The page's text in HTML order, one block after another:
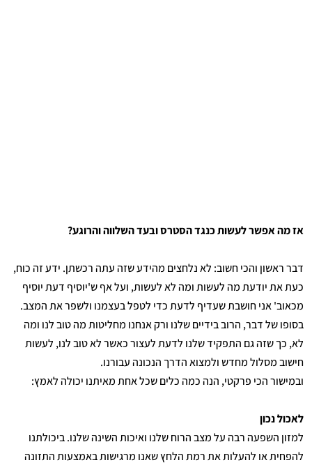
אז מה אפשר לעשות כנגד הסטרס ובעד השלווה והרוגע?
דבר ראשון והכי חשוב: לא נלחצים מהידע שזה עתה רכשתן. ידע זה כוח,
כעת את יודעת מה לעשות ומה לא לעשות, ועל אף ש'יוסיף דעת יוסיף
מכאוב' אני חושבת שעדיף לדעת כדי לטפל בעצמנו ולשפר את המצב.
בסופו של דבר, הרוב בידיים שלנו ורק אנחנו מחליטות מה טוב לנו ומה
לא, כך שזה גם התפקיד שלנו לדעת לעצור כאשר לא טוב לנו, לעשות
חישוב מסלול מחדש ולמצוא הדרך הנכונה עבורנו.
ובמישור הכי פרקטי, הנה כמה כלים שכל אחת מאיתנו יכולה לאמץ:
לאכול נכון
למזון השפעה רבה על מצב הרוח שלנו ואיכות השינה שלנו. ביכולתנו
להפחית או להעלות את רמת הלחץ שאנו מרגישות באמצעות התזונה